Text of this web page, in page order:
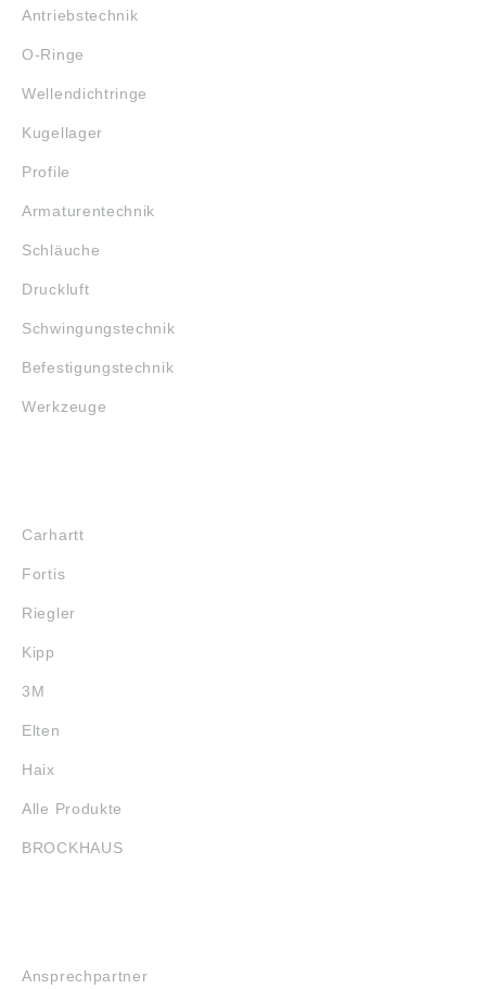
Antriebstechnik
O-Ringe
Wellendichtringe
Kugellager
Profile
Armaturentechnik
Schläuche
Druckluft
Schwingungstechnik
Befestigungstechnik
Werkzeuge
Carhartt
Fortis
Riegler
Kipp
3M
Elten
Haix
Alle Produkte
BROCKHAUS
Ansprechpartner